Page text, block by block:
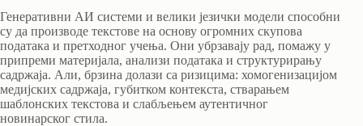
Генеративни АИ системи и велики језички модели способни
су да производе текстове на основу огромних скупова
података и претходног учења. Они убрзавају рад, помажу у
припреми материјала, анализи података и структурирању
садржаја. Али, брзина долази са ризицима: хомогенизацијом
медијских садржаја, губитком контекста, стварањем
шаблонских текстова и слабљењем аутентичног
новинарског стила.